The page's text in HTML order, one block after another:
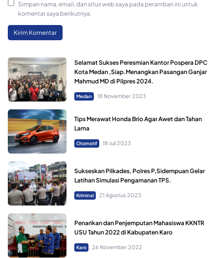
Simpan nama, email, dan situs web saya pada peramban ini untuk
komentar saya berikutnya.
Selamat Sukses Peresmian Kantor Pospera DPC
Kota Medan ,Siap.Menangkan Pasangan Ganjar
Mahmud MD di Pilpres 2024.
Medan 18 November 2023
Tips Merawat Honda Brio Agar Awet dan Tahan
Lama
Otomotif 18 Juli 2023
Sukseskan Pilkades, Polres P,Sidempuan Gelar
Latihan Simulasi Pengamanan TPS.
Kriminal 21 Agustus 2023
Penarikan dan Penjemputan Mahasiswa KKNTR
USU Tahun 2022 di Kabupaten Karo
Karo 26 November 2022